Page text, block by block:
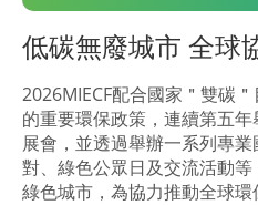
低碳無廢城市 全球
2026MIECF配合國家＂雙碳
的重要環保政策，連續第五
展會，並透過舉辦一系列專
對、綠色公眾日及交流活動
綠色城市，為協力推動全球環